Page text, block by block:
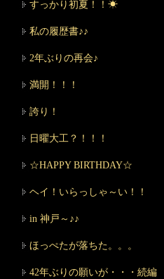
すっかり初夏！！☀
私の履歴書♪♪
2年ぶりの再会♪
満開！！！
誇り！
日曜大工？！！！
☆HAPPY BIRTHDAY☆
ヘイ！いらっしゃ～い！！
in 神戸～♪♪
ほっぺたが落ちた。。。
42年ぶりの願いが・・・続編